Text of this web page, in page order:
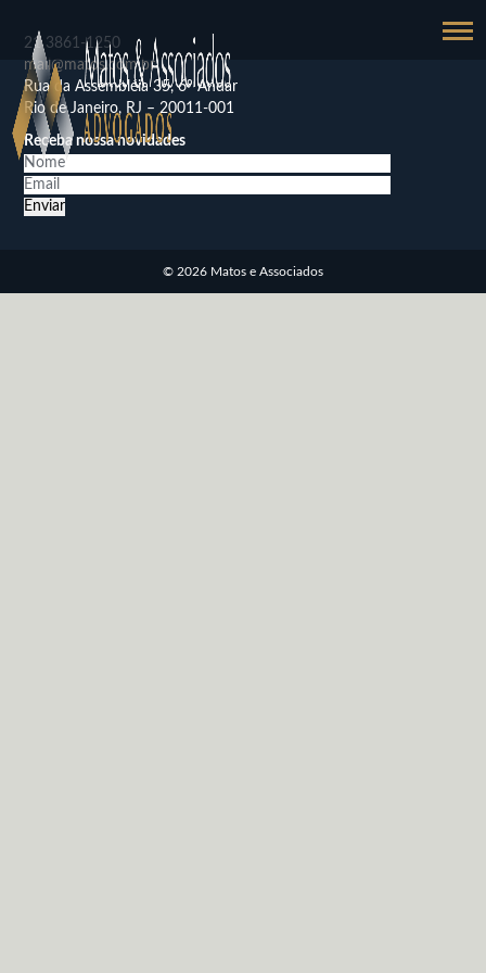
21 3861-1250
mail@matos.com.br
Rua da Assembléia 35, 6º Andar
Rio de Janeiro, RJ – 20011-001
Receba nossa novidades
© 2026 Matos e Associados